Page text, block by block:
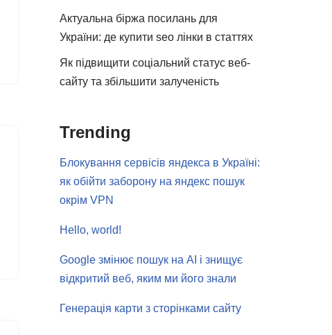
Актуальна біржа посилань для
України: де купити seo лінки в статтях
Як підвищити соціальний статус веб-
сайту та збільшити залученість
Trending
Блокування сервісів яндекса в Україні:
як обійти заборону на яндекс пошук
окрім VPN
Hello, world!
Google змінює пошук на AI і знищує
відкритий веб, яким ми його знали
Генерація карти з сторінками сайту